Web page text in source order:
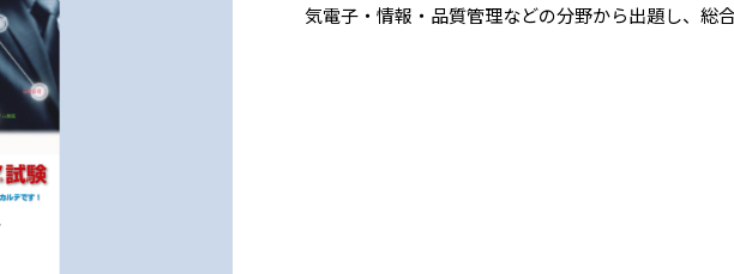
気電子・情報・品質管理などの分野から出題し、総